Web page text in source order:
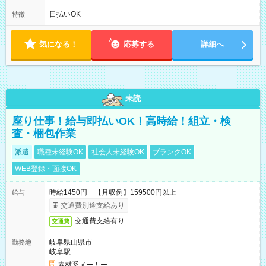
は固定休です／夏季、年末年始等、長期休暇有り！） ・ワンシ
フト！ 残業ほぼナシ（0～5h/月）
特徴 日払いOK
気になる！ 応募する 詳細へ
未読
座り仕事！給与即払いOK！高時給！組立・検
査・梱包作業
派遣 職種未経験OK 社会人未経験OK
ブランクOK
WEB登録・面接OK
給与
時給1450円 【月収例】159500円以上
交通費別途支給あり
交通費 交通費支給有り
勤務地
岐阜県山県市
岐阜駅